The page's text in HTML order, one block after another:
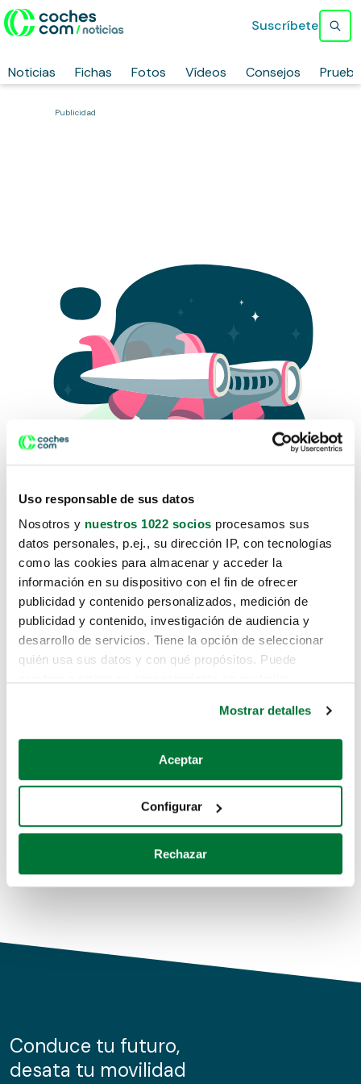
Uso responsable de sus datos
Nosotros y nuestros 1022 socios procesamos sus
datos personales, p.ej., su dirección IP, con tecnologías
como las cookies para almacenar y acceder la
información en su dispositivo con el fin de ofrecer
publicidad y contenido personalizados, medición de
publicidad y contenido, investigación de audiencia y
desarrollo de servicios. Tiene la opción de seleccionar
quién usa sus datos y con qué propósitos. Puede
Si lo permite, también quisiéramos:
Recopilar información sobre su ubicación geográfica
Identificar su dispositivo analizándolo activamente
para buscar características específicas (huellas
Obtenga más información sobre cómo se procesan sus
de cookies.
información sobre el uso que haga del sitio web con
nuestros partners de redes sociales, publicidad y análisis
Mostrar detalles
Aceptar
Configurar
Rechazar
Noticias Fichas Fotos Vídeos Consejos
Suscríbete
Publicidad
Lo sentimos, no sabemos como
te hemos traido hasta aquí.
Pero puedes encontrar el coche que estás
buscando en alguno de estos enlaces:
Coches de segunda mano
Coches de km0
Conduce tu futuro,
desata tu movilidad